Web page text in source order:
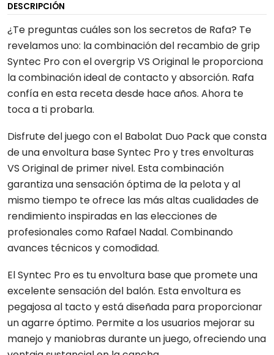
DESCRIPCIÓN
¿Te preguntas cuáles son los secretos de Rafa? Te
revelamos uno: la combinación del recambio de grip
Syntec Pro con el overgrip VS Original le proporciona
la combinación ideal de contacto y absorción. Rafa
confía en esta receta desde hace años. Ahora te
toca a ti probarla.
Disfrute del juego con el Babolat Duo Pack que consta
de una envoltura base Syntec Pro y tres envolturas
VS Original de primer nivel. Esta combinación
garantiza una sensación óptima de la pelota y al
mismo tiempo te ofrece las más altas cualidades de
rendimiento inspiradas en las elecciones de
profesionales como Rafael Nadal. Combinando
avances técnicos y comodidad.
El Syntec Pro es tu envoltura base que promete una
excelente sensación del balón. Esta envoltura es
pegajosa al tacto y está diseñada para proporcionar
un agarre óptimo. Permite a los usuarios mejorar su
manejo y maniobras durante un juego, ofreciendo una